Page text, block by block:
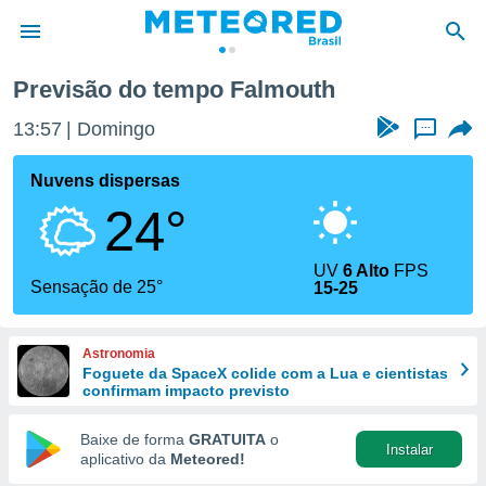
da
fornecidas
a este
das
e
forma
digital
Previsão do tempo Falmouth
13:57 Domingo ...
Nuvens dispersas
24°
Sensação de 25°
UV6 Alto FPS
15-25
Astronomia
Foguete da SpaceX colide com a Lua e cientistas
confirmam impacto previsto
Baixe de forma GRATUITA o
aplicativo da Meteored!
Instalar